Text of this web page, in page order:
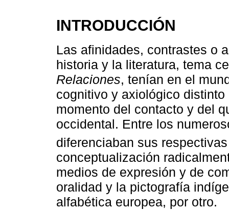
INTRODUCCIÓN
Las afinidades, contrastes o
historia y la literatura, tema
Relaciones, tenían en el
cognitivo y axiológico
momento del contacto y del
occidental. Entre los
diferenciaban sus
conceptualización
medios de expresión y de
oralidad y la pictografía
alfabética europea, por otro.